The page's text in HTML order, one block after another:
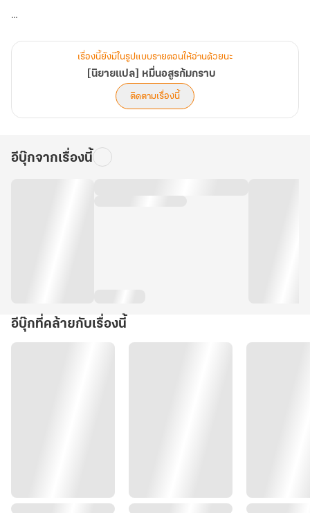
รู้จักในฐานะเทพแห่งการนอน
และต่างดูถูกพลังอันต้อยต่ำของเขากลายมาเป็นบุคคลที่ทุกคนต้องตก
ตะลึง"
เรื่องนี้ยังมีในรูปแบบรายตอนให้อ่านด้วยนะ
[นิยายแปล] หมื่นอสูรก้มกราบ
ติดตามเรื่องนี้
อีบุ๊กจากเรื่องนี้
อีบุ๊กที่คล้ายกับเรื่องนี้